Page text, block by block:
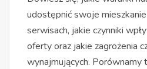
udostępnić swoje
serwisach, jakie czynniki
oferty oraz jakie zagrożenia
wynajmujących. Porównamy